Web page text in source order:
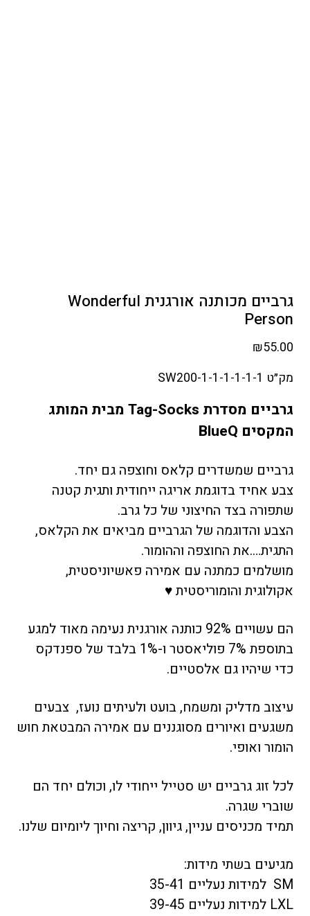
גרביים מכותנה אורגנית Wonderful
Person
₪55.00
מק״ט SW200-1-1-1-1-1-1
גרביים מסדרת Tag-Socks מבית המותג
המקסים BlueQ
גרביים שמשדרים קלאס וחוצפה גם יחד.
צבע אחיד בדוגמת אריגה ייחודית ותגית קטנה
שתפורה בצד החיצוני של כל גרב.
הצבע והדוגמה של הגרביים מביאים את הקלאס,
התגית….את החוצפה וההומור.
מושלמים כמתנה עם אמירה פאשיוניסטית,
אקולוגית והומוריסטית♥
הם עשויים 92% כותנה אורגנית נעימה מאוד למגע
בתוספת 7% פוליאסטר ו-1% בלבד של ספנדקס
כדי שיהיו גם אלסטיים.
עיצוב מדליק ומשמח, בועט ולעיתים נועז, צבעים
משגעים ואיורים מסוגננים עם אמירה המבטאת חוש
הומור ואופי.
לכל זוג גרביים יש סטייל ייחודי לו, וכולם יחד הם
שוברי שגרה.
תמיד מכניסים עניין, גיוון, קריצה וחיוך ליומיום שלנו.
מגיעים בשתי מידות:
SM למידות נעליים 35-41
LXL למידות נעליים 39-45